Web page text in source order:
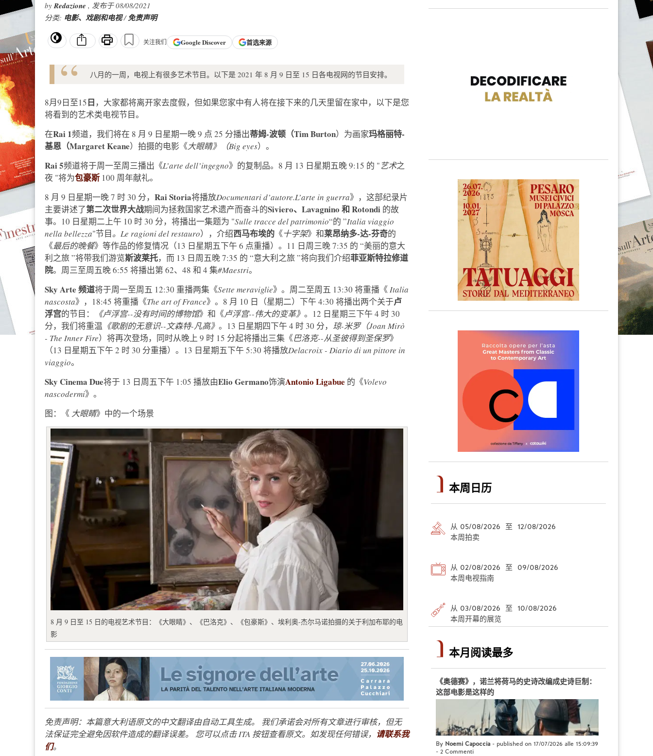
byRedazione , 发布于 08/08/2021
分类: 电影、戏剧和电视/免责声明
关注我们 GoogleDiscover 首选来源
八月的一周，电视上有很多艺术节目。以下是 2021 年 8 月 9 日至 15 日各电视网的节目安排。
8月9日至15日 ，大家都将离开家去度假，但如果您家中有人将在接下来的几天里留在家中，以下是您
将看到的艺术类电视节目。
在Rai 1频道，我们将在 8 月 9 日星期一晚 9 点 25 分播出蒂姆-波顿（Tim Burton）为画家玛格丽特-
基恩（Margaret Keane）拍摄的电影《大眼睛》（Big eyes）。
Rai 5频道将于周一至周三播出《L’arte dell’ingegno》的复制品。8 月 13 日星期五晚 9:15 的 "艺术之
夜 "将为包豪斯 100 周年献礼。
8 月 9 日星期一晚 7 时 30 分， Rai Storia将播放Documentari d’autore.L’arte in guerra》，这部纪录片
主要讲述了第二次世界大战期间为拯救国家艺术遗产而奋斗的Siviero、Lavagnino 和 Rotondi 的故
事。10 日星期二上午 10 时 30 分，将播出一集题为 "Sulle tracce del patrimonio“的 ”Italia viaggio
nella bellezza"节目。Le ragioni del restauro），介绍西马布埃的 《十字架》和莱昂纳多-达-芬奇的
《最后的晚餐》等作品的修复情况（13 日星期五下午 6 点重播）。11 日周三晚 7:35 的 “美丽的意大
利之旅 ”将带我们游览斯波莱托，而 13 日周五晚 7:35 的 “意大利之旅 ”将向我们介绍菲亚斯特拉修道
院。周三至周五晚 6:55 将播出第 62、48 和 4 集#Maestri。
Sky Arte 频道将于周一至周五 12:30 重播两集《Sette meraviglie》。周二至周五 13:30 将重播《Italia
nascosta》，18:45 将重播《The art of France》。8 月 10 日（星期二）下午 4:30 将播出两个关于卢
浮宫的节目： 《卢浮宫--没有时间的博物馆》和《卢浮宫--伟大的变革》 。12 日星期三下午 4 时 30
分，我们将重温 《歌剧的无意识--文森特-凡高》 。13 日星期四下午 4 时 30 分， 琼-米罗（Joan Mirò
- The Inner Fire）将再次登场，同时从晚上 9 时 15 分起将播出三集《巴洛克--从圣彼得到圣保罗》
（13 日星期五下午 2 时 30 分重播）。13 日星期五下午 5:30 将播放Delacroix - Diario di un pittore in
viaggio。
Sky Cinema Due将于 13 日周五下午 1:05 播放由Elio Germano饰演Antonio Ligabue 的《Volevo
nascodermi》。
图：《 大眼睛》中的一个场景
8 月 9 日至 15 日的电视艺术节目：《大眼睛》、《巴洛克》、《包豪斯》、埃利奥-杰尔马诺拍摄的关于利加布耶的电
影
免责声明：本篇意大利语原文的中文翻译由自动工具生成。 我们承诺会对所有文章进行审核，但无
法保证完全避免因软件造成的翻译误差。 您可以点击 ITA 按钮查看原文。如发现任何错误， 请联系我
们。
本周日历
从 05/08/2026 至 12/08/2026
本周拍卖
从 02/08/2026 至 09/08/2026
本周电视指南
从 03/08/2026 至 10/08/2026
本周开幕的展览
本月阅读最多
《奥德赛》，诺兰将荷马的史诗改编成史诗巨制：
这部电影是这样的
By Noemi Capoccia - published on 17/07/2026 alle 15:09:39
- 2 Commenti